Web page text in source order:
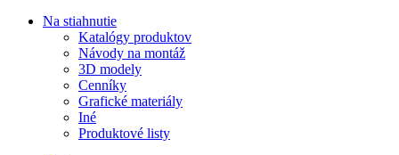
Na stiahnutie
Katalógy produktov
Návody na montáž
3D modely
Cenníky
Grafické materiály
Iné
Produktové listy